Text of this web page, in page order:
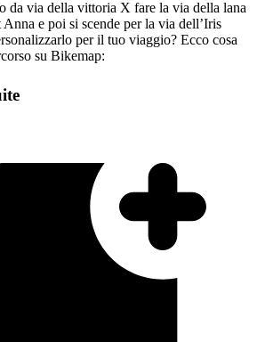
da via della vittoria X fare la via della lana
e poi si scende per la via dell’Iris
per il tuo viaggio? Ecco cosa
su Bikemap: